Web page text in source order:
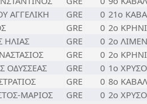
ΑΓΓΕΛΙΚΗ GRE 0 21ο
GRE 0 2ο
GRE 0 2ο
GRE 0 2ο
ΟΔΥΣΣΕΑΣ GRE 0 1ο
GRE 0 8ο
ΜΑΡΙΟΣ GRE 0 2ο